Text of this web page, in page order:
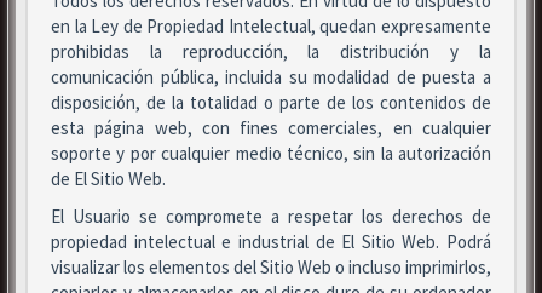
en la Ley de Propiedad Intelectual, quedan expresamente
prohibidas la reproducción, la distribución y la
comunicación pública, incluida su modalidad de puesta a
disposición, de la totalidad o parte de los contenidos de
esta página web, con fines comerciales, en cualquier
soporte y por cualquier medio técnico, sin la autorización
de El Sitio Web.
El Usuario se compromete a respetar los derechos de
propiedad intelectual e industrial de El Sitio Web. Podrá
visualizar los elementos del Sitio Web o incluso imprimirlos,